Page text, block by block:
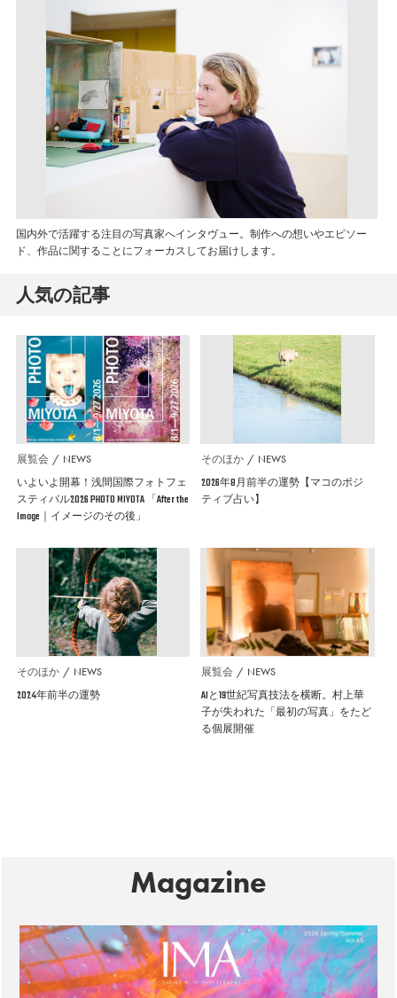
国内外で活躍する注目の写真家へインタヴュー。制作への想いやエピソー
ド、作品に関することにフォーカスしてお届けします。
人気の記事
展覧会 NEWS
いよいよ開幕！浅間国際フォトフェ
スティバル2026 PHOTO MIYOTA 「After the
Image｜イメージのその後」
そのほか NEWS
2026年8月前半の運勢【マコのポジ
ティブ占い】
そのほか NEWS
2024年前半の運勢
展覧会 NEWS
AIと19世紀写真技法を横断。村上華
子が失われた「最初の写真」をたど
る個展開催
Magazine